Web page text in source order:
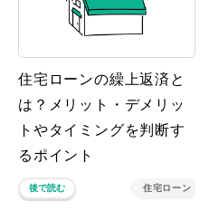
住宅ローンの繰上返済と
は？メリット・デメリッ
トやタイミングを判断す
るポイント
後で読む 住宅ローン